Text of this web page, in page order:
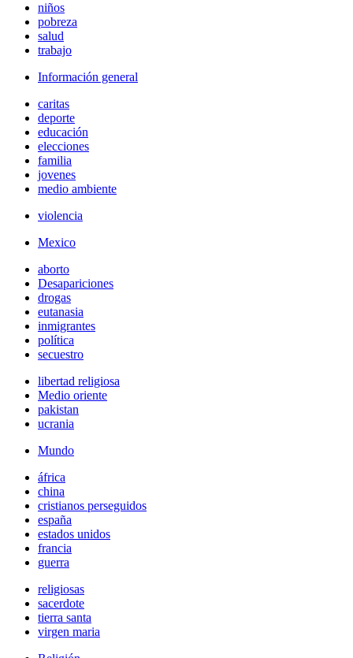
niños
pobreza
salud
trabajo
Información general
caritas
deporte
educación
elecciones
familia
jovenes
medio ambiente
violencia
Mexico
aborto
Desapariciones
drogas
eutanasia
inmigrantes
política
secuestro
libertad religiosa
Medio oriente
pakistan
ucrania
Mundo
áfrica
china
cristianos perseguidos
españa
estados unidos
francia
guerra
religiosas
sacerdote
tierra santa
virgen maria